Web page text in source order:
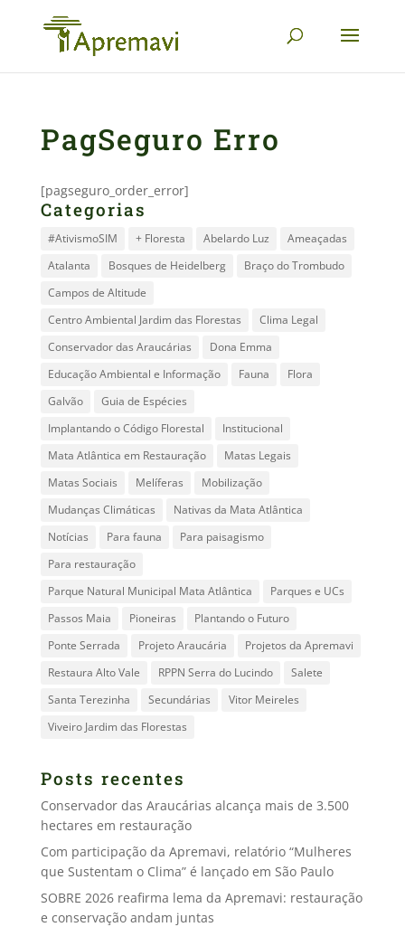
PagSeguro Erro
[pagseguro_order_error]
Categorias
#AtivismoSIM + Floresta Abelardo Luz
Ameaçadas
Atalanta
Bosques de Heidelberg
Braço do Trombudo
Campos de Altitude
Centro Ambiental Jardim das Florestas
Clima Legal
Conservador das Araucárias
Dona Emma
Educação Ambiental e Informação
Fauna
Flora
Galvão
Guia de Espécies
Implantando o Código Florestal
Institucional
Mata Atlântica em Restauração
Matas Legais
Matas Sociais
Melíferas
Mobilização
Mudanças Climáticas
Nativas da Mata Atlântica
Notícias
Para fauna
Para paisagismo
Para restauração
Parque Natural Municipal Mata Atlântica
Parques e UCs
Passos Maia
Pioneiras
Plantando o Futuro
Ponte Serrada
Projeto Araucária
Projetos da Apremavi
Restaura Alto Vale
RPPN Serra do Lucindo
Salete
Santa Terezinha
Secundárias
Vitor Meireles
Viveiro Jardim das Florestas
Posts recentes
Conservador das Araucárias alcança mais de 3.500
hectares em restauração
Com participação da Apremavi, relatório “Mulheres
que Sustentam o Clima” é lançado em São Paulo
SOBRE 2026 reafirma lema da Apremavi: restauração
e conservação andam juntas